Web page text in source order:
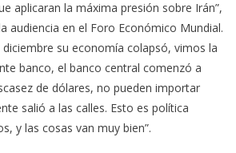
aplicaran la máxima presión sobre Irán”,
audiencia en el Foro Económico Mundial.
su economía colapsó, vimos la
banco, el banco central comenzó a
de dólares, no pueden importar
salió a las calles. Esto es política
y las cosas van muy bien”.